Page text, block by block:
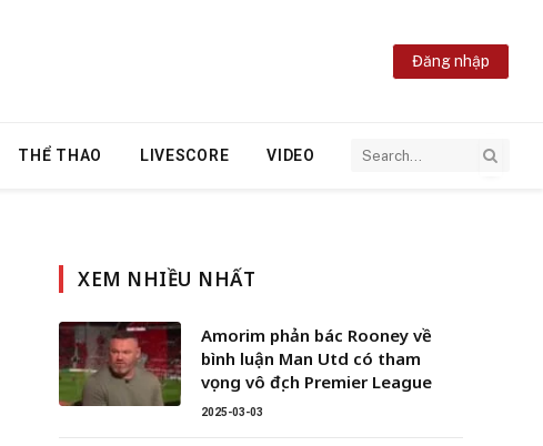
Đăng nhập
THỂ THAO LIVESCORE VIDEO
XEM NHIỀU NHẤT
Amorim phản bác Rooney về
bình luận Man Utd có tham
vọng vô địch Premier League
2025-03-03